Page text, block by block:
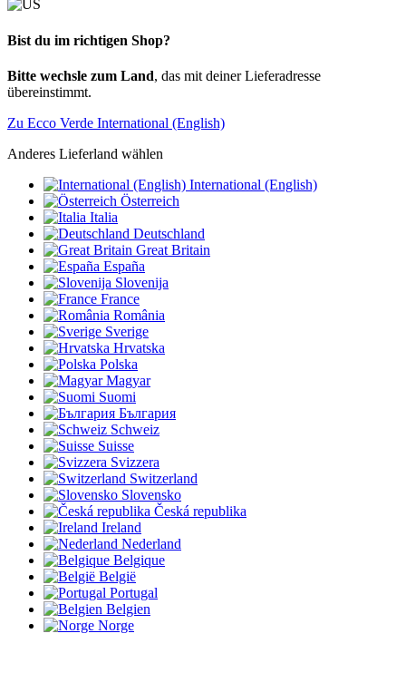
Bist du im richtigen Shop?
Bitte wechsle zum Land, das mit deiner Lieferadresse
übereinstimmt.
Zu Ecco Verde International (English)
Anderes Lieferland wählen
International (English)
Österreich
Italia
Deutschland
Great Britain
España
Slovenija
France
România
Sverige
Hrvatska
Polska
Magyar
Suomi
България
Schweiz
Suisse
Svizzera
Switzerland
Slovensko
Česká republika
Ireland
Nederland
Belgique
België
Portugal
Belgien
Norge